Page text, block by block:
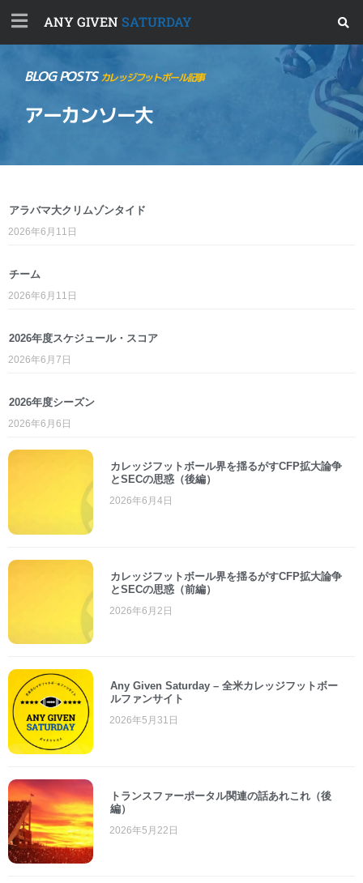
ANY GIVEN SATURDAY
BLOG POSTSカレッジフットボール記事
アーカンソー大
アラバマ大クリムゾンタイド
2026年6月11日
チーム
2026年6月11日
2026年度スケジュール・スコア
2026年6月7日
2026年度シーズン
2026年6月6日
カレッジフットボール界を揺るがすCFP拡大論争
とSECの思惑（後編）
2026年6月4日
カレッジフットボール界を揺るがすCFP拡大論争
とSECの思惑（前編）
2026年6月2日
Any Given Saturday – 全米カレッジフットボー
ルファンサイト
2026年5月31日
トランスファーポータル関連の話あれこれ（後
編）
2026年5月22日